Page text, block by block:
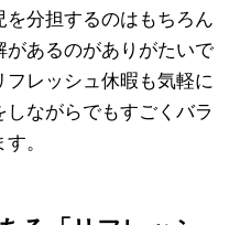
分担するのはもちろん
あるのがありがたいで
レッシュ休暇も気軽に
ながらでもすごくバラ
。